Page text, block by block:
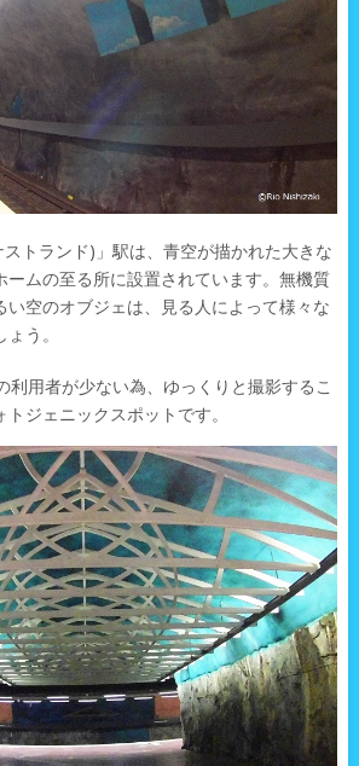
ストランド)」駅は、青空が描かれた大きな
ームの至る所に設置されています。無機質
い空のオブジェは、見る人によって様々な
う。
利用者が少ない為、ゆっくりと撮影するこ
ジェニックスポットです。